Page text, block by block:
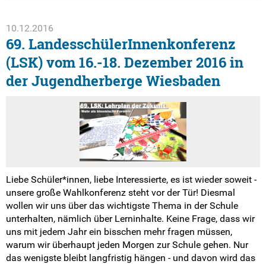
10.12.2016
69. LandesschülerInnenkonferenz
(LSK) vom 16.-18. Dezember 2016 in
der Jugendherberge Wiesbaden
Liebe Schüler*innen, liebe Interessierte, es ist wieder soweit -
unsere große Wahlkonferenz steht vor der Tür! Diesmal
wollen wir uns über das wichtigste Thema in der Schule
unterhalten, nämlich über Lerninhalte. Keine Frage, dass wir
uns mit jedem Jahr ein bisschen mehr fragen müssen,
warum wir überhaupt jeden Morgen zur Schule gehen. Nur
das wenigste bleibt langfristig hängen - und davon wird das